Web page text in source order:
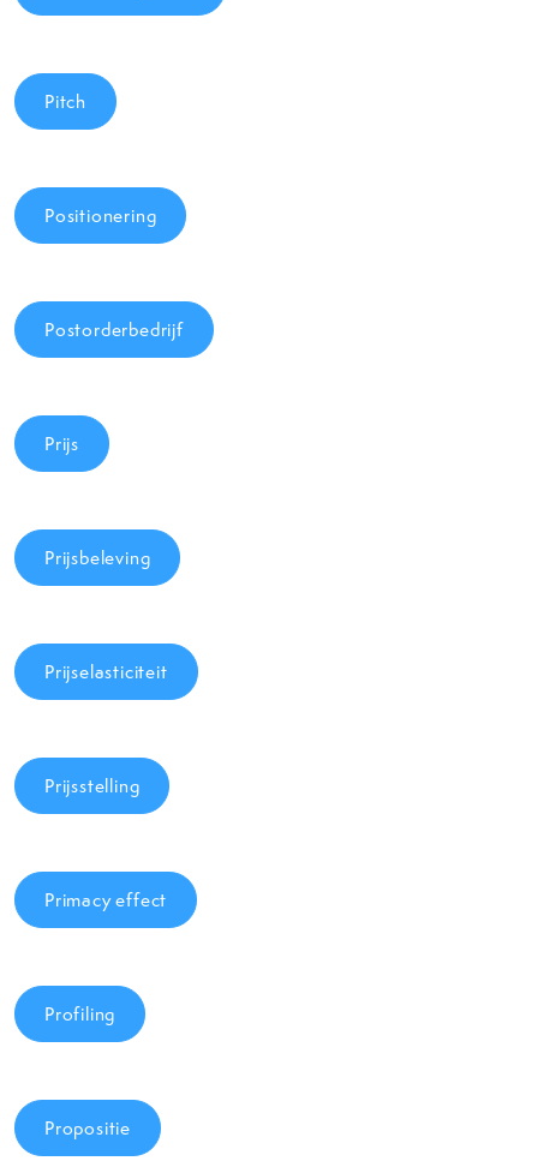
Pitch
Positionering
Postorderbedrijf
Prijs
Prijsbeleving
Prijselasticiteit
Prijsstelling
Primacy effect
Profiling
Propositie